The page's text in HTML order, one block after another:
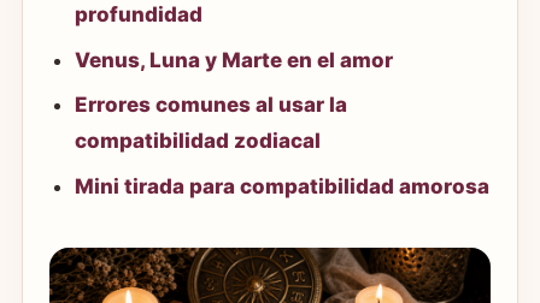
profundidad
Venus, Luna y Marte en el amor
Errores comunes al usar la
compatibilidad zodiacal
Mini tirada para compatibilidad amorosa